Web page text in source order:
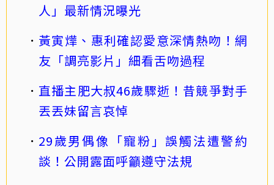
人」最新情況曝光
黃寅燁、惠利確認愛意深情熱吻！網
友「調亮影片」細看舌吻過程
直播主肥大叔46歲驟逝！昔競爭對手
丟丟妹留言哀悼
29歲男偶像「寵粉」誤觸法遭警約
談！公開露面呼籲遵守法規